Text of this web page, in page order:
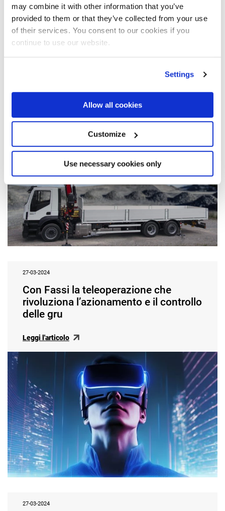
may combine it with other information that you’ve
provided to them or that they’ve collected from your use
of their services. You consent to our cookies if you
continue to use our website.
Settings
Allow all cookies
Customize
Use necessary cookies only
16-11-2024
DUE NUOVE GRU FASSI PER IL
SETTORE DELL’EDILIZIA: LA F150A.2
27-03-2024
Con Fassi la teleoperazione che
rivoluziona l’azionamento e il controllo
delle gru
Leggi l'articolo
27-03-2024